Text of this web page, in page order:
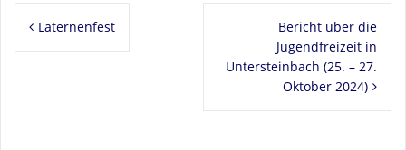
Beitragsnavigation
Laternenfest
Bericht über die
Jugendfreizeit in
Untersteinbach (25. – 27.
Oktober 2024)